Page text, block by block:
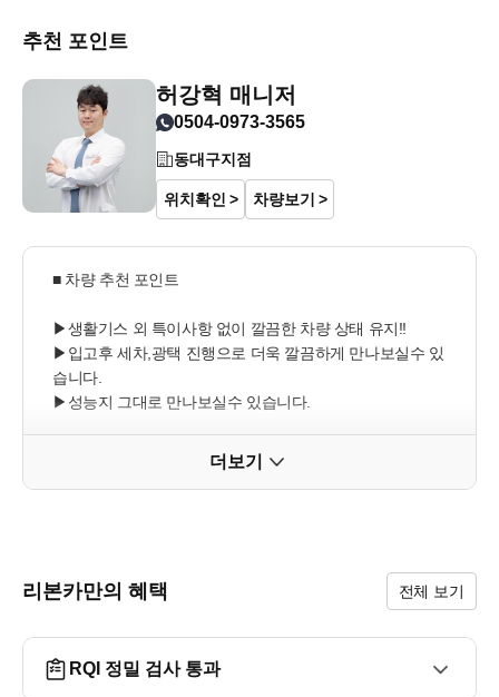
추천 포인트
허강혁 매니저
0504-0973-3565
동대구지점
위치확인 차량보기
■ 차량 추천 포인트
▶생활기스 외 특이사항 없이 깔끔한 차량 상태 유지!!
▶입고후 세차,광택 진행으로 더욱 깔끔하게 만나보실수 있
습니다.
▶성능지 그대로 만나보실수 있습니다.
▶시운전시 특이사항 없습니다.
■ 오시는길
-  대구시 동구 안심로 59길 22 1층 ( 리본카 )
더보기
리본카만의 혜택 전체 보기
RQI 정밀 검사 통과